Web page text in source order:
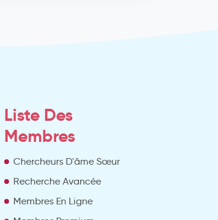
Liste Des
Membres
Chercheurs D'âme Sœur
Recherche Avancée
Membres En Ligne